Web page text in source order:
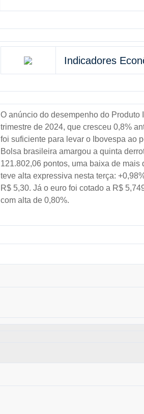
Indicadores
O anúncio do desempenho do Produto
trimestre de 2024, que cresceu 0,8%
foi suficiente para levar o Ibovespa ao
Bolsa brasileira amargou a quinta
121.802,06 pontos, uma baixa de
teve alta expressiva nesta terça:
R$ 5,30. Já o euro foi cotado a R$
com alta de 0,80%.